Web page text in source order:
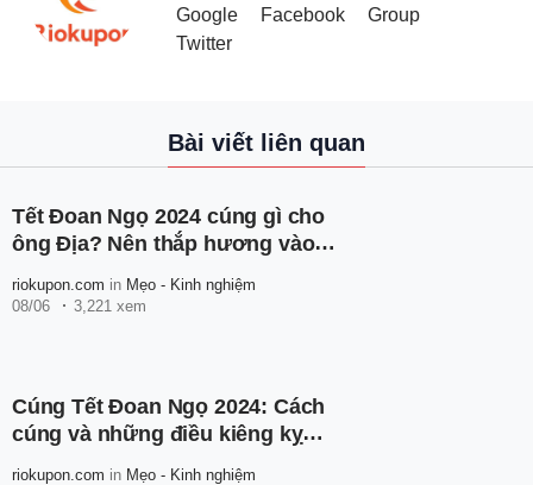
Google Facebook
Group
Twitter
Bài viết liên quan
Tết Đoan Ngọ 2024 cúng gì cho
ông Địa? Nên thắp hương vào
riokupon.com in Mẹo - Kinh nghiệm
08/06
3,221 xem
Cúng Tết Đoan Ngọ 2024: Cách
cúng và những điều kiêng kỵ
riokupon.com in Mẹo - Kinh nghiệm